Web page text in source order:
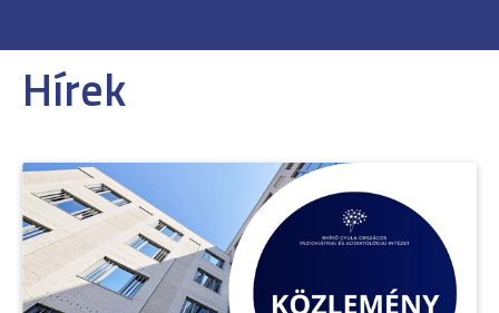
Hírek